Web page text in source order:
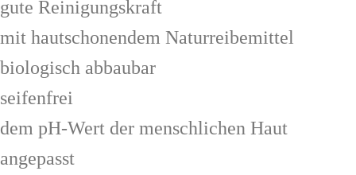
gute Reinigungskraft
mit hautschonendem Naturreibemittel
biologisch abbaubar
seifenfrei
dem pH-Wert der menschlichen Haut
angepasst